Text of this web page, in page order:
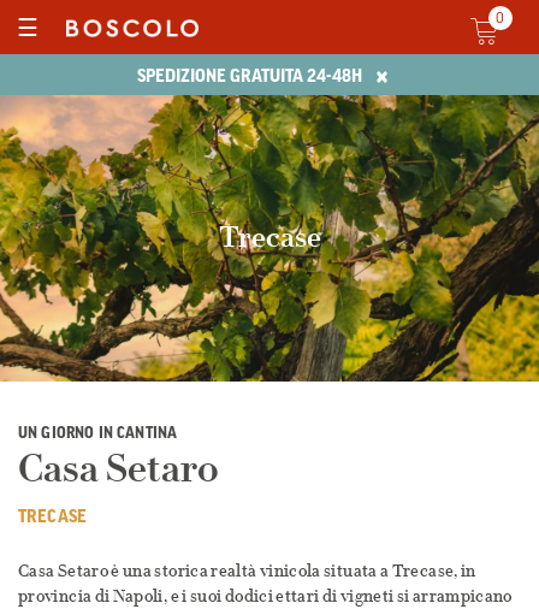
SPEDIZIONE GRATUITA 24-48H ×
☰ 0
Trecase
UN GIORNO IN CANTINA
Casa Setaro
TRECASE
Casa Setaro è una storica realtà vinicola situata a Trecase, in
provincia di Napoli, e i suoi dodici ettari di vigneti si arrampicano